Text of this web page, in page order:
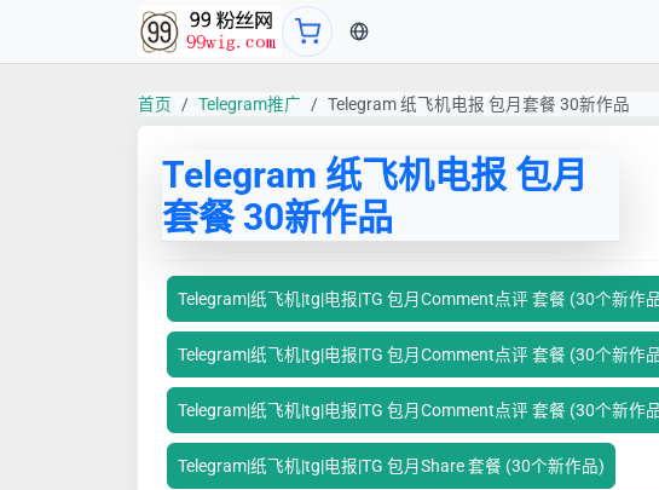
当前语言：中文
首页 Telegram推广 Telegram 纸飞机电报 包月套餐 30新作品
Telegram 纸飞机电报 包月
套餐 30新作品
Telegram|纸飞机|tg|电报|TG 包月Comment点评 套餐 (30个新作
Telegram|纸飞机|tg|电报|TG 包月Comment点评 套餐 (30个新作
Telegram|纸飞机|tg|电报|TG 包月Comment点评 套餐 (30个新作
Telegram|纸飞机|tg|电报|TG 包月Share 套餐 (30个新作品)